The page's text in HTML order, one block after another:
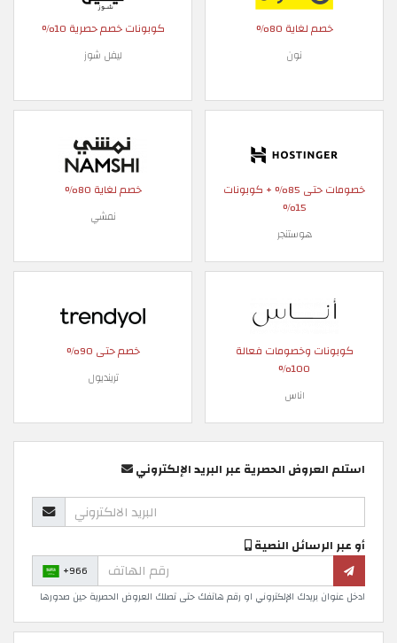
خصم لغاية 80%
نون
كوبونات خصم حصرية 10%
ليفل شوز
خصومات حتى 85% + كوبونات
15%
هوستنجر
خصم لغاية 80%
نمشي
كوبونات وخصومات فعالة
100%
اناس
خصم حتى 90%
ترينديول
استلم العروض الحصرية عبر البريد الإلكتروني
أو عبر الرسائل النصية
+966
ادخل عنوان بريدك الإلكتروني او رقم هاتفك حتى تصلك العروض الحصرية حين صدورها